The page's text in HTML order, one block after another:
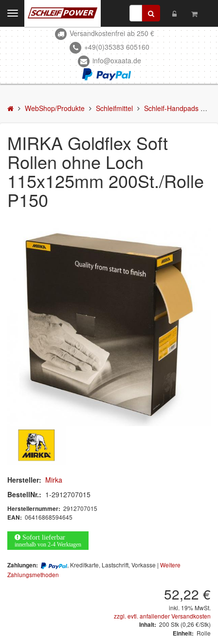
Kontakt
WebShop/Produkte
Schleifmittel
Schleifscheiben
DELTA-Schleifscheiben
Schleifstreifen
Schleifmittel in Rollen
Schleifbogen
Schleifvlies
Zubehör/Hilfsmittel
Kleben & Beschichten
Abdecken
Spachteln
Lackieren
Polieren
Malerbedarf & Zubehör
Werkzeug & Maschinen
Arbeitsschutz
Luftfilter
Mischfarben
Restposten
MARKEN
(1)
3M
Toggle
navigation Versandkostenfrei ab 250 €
+49(0)35383 605160
info@oxaata.de
WebShop/Produkte Schleifmittel Schleif-Handpads
MIRKA Goldflex Soft
Rollen ohne Loch
115x125mm 200St./Rolle
P150
Hersteller: Mirka
BestellNr.: 1-2912707015
Herstellernummer: 2912707015
EAN: 06416868594645
Sofort lieferbar
innerhalb von 2-4 Werktagen
Zahlungen: , Kreditkarte, Lastschrift, Vorkasse | Weitere
Zahlungsmethoden
52,22 €
inkl. 19% MwSt.
zzgl. evtl. anfallender Versandkosten
Inhalt: 200 Stk (0,26 €/Stk)
Einheit: Rolle